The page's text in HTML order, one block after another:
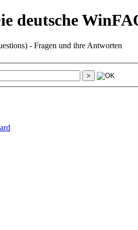
deutsche
- Fragen und ihre Antworten